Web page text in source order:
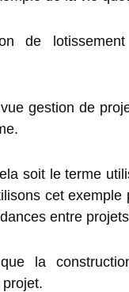
de
gestion de
soit le terme
cet exemple
entre
la